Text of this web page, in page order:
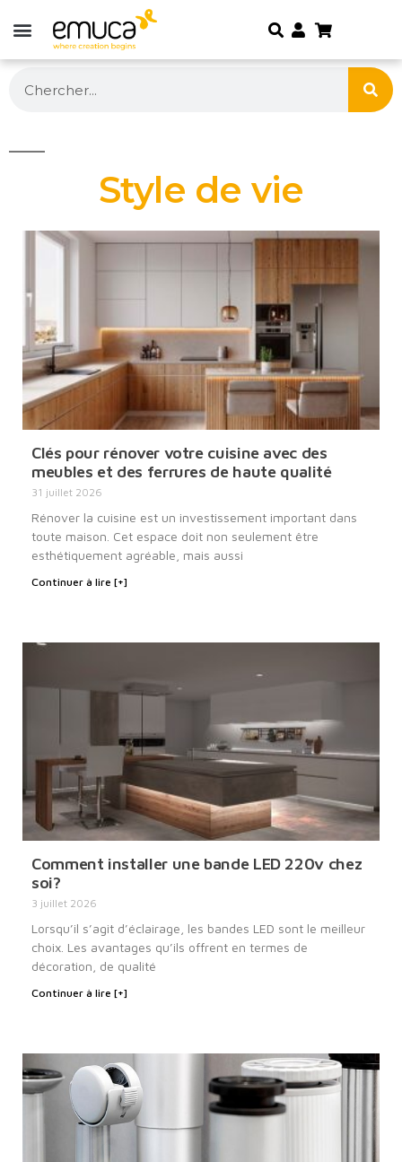
Style de vie
Clés pour rénover votre cuisine avec des
meubles et des ferrures de haute qualité
31 juillet 2026
Rénover la cuisine est un investissement important dans
toute maison. Cet espace doit non seulement être
esthétiquement agréable, mais aussi
Continuer à lire [+]
Comment installer une bande LED 220v chez
soi?
3 juillet 2026
Lorsqu’il s’agit d’éclairage, les bandes LED sont le meilleur
choix. Les avantages qu’ils offrent en termes de
décoration, de qualité
Continuer à lire [+]